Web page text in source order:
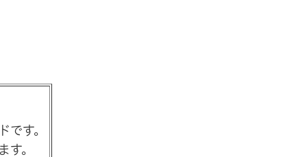
です。
す。